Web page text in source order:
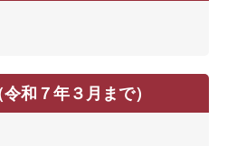
和７年３月まで）